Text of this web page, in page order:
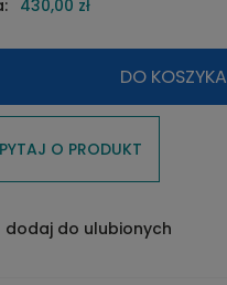
430,00 zł
DO KOSZYKA
O PRODUKT
dodaj do ulubionych